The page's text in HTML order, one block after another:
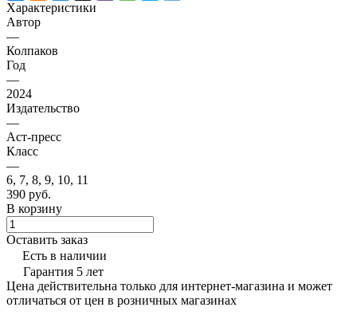
Характеристики
Автор
—
Колпаков
Год
—
2024
Издательство
—
Аст-пресс
Класс
—
6, 7, 8, 9, 10, 11
390 руб.
В корзину
Оставить заказ
Есть в наличии
Гарантия 5 лет
Цена действительна только для интернет-магазина и может
отличаться от цен в розничных магазинах